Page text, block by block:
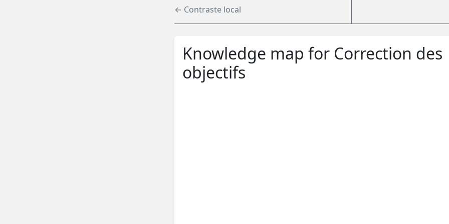
← Contraste local
Knowledge map for Correction des
objectifs